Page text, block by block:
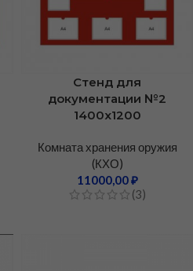
Стенд для
документации №2
1400х1200
Комната хранения оружия
(КХО)
11000,00₽
(3)